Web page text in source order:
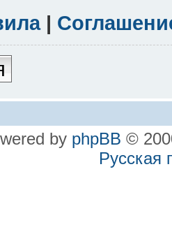
|
by phpBB ©
Русская